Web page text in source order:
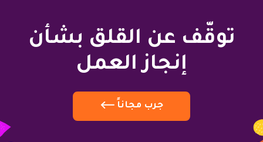
توقّف عن القلق بشأن
إنجاز العمل
جرب مجاناً